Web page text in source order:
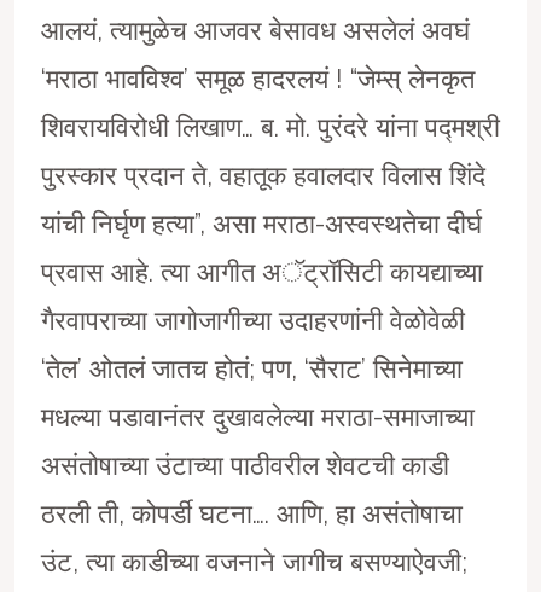
आलयं, त्यामुळेच आजवर बेसावध असलेलं अवघं
‘मराठा भावविश्व’ समूळ हादरलयं ! “जेम्स् लेनकृत
शिवरायविरोधी लिखाण… ब. मो. पुरंदरे यांना पद्मश्री
पुरस्कार प्रदान ते, वहातूक हवालदार विलास शिंदे
यांची निर्घृण हत्या”, असा मराठा-अस्वस्थतेचा दीर्घ
प्रवास आहे. त्या आगीत अॅट्रॉसिटी कायद्याच्या
गैरवापराच्या जागोजागीच्या उदाहरणांनी वेळोवेळी
‘तेल’ ओतलं जातच होतं; पण, ‘सैराट’ सिनेमाच्या
मधल्या पडावानंतर दुखावलेल्या मराठा-समाजाच्या
असंतोषाच्या उंटाच्या पाठीवरील शेवटची काडी
ठरली ती, कोपर्डी घटना…. आणि, हा असंतोषाचा
उंट, त्या काडीच्या वजनाने जागीच बसण्याऐवजी;